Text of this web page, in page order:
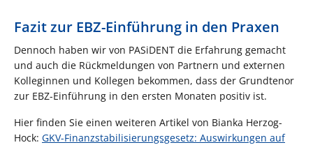
Fazit zur EBZ-Einführung in den Praxen
Dennoch haben wir von PASiDENT die Erfahrung gemacht
und auch die Rückmeldungen von Partnern und externen
Kolleginnen und Kollegen bekommen, dass der Grundtenor
zur EBZ-Einführung in den ersten Monaten positiv ist.
Hier finden Sie einen weiteren Artikel von Bianka Herzog-
Hock: GKV-Finanzstabilisierungsgesetz: Auswirkungen auf